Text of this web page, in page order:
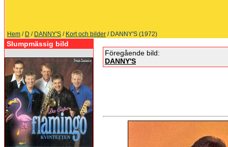
Hem / D / DANNY'S / Kort och bilder / DANNY'S (1972)
Slumpmässig bild
Föregående bild:
DANNY'S